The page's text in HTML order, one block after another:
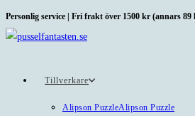
Hoppa
till
Personlig service | Fri frakt över 1500 kr (annars 89
Tillverkare
Alipson PuzzleAlipson Puzzle